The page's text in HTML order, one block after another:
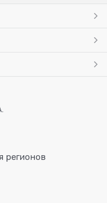
регионов